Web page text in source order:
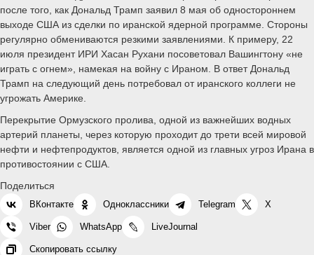
после того, как Дональд Трамп заявил 8 мая об одностороннем
выходе США из сделки по иранской ядерной программе. Стороны
регулярно обмениваются резкими заявлениями. К примеру, 22
июля президент ИРИ Хасан Рухани посоветовал Вашингтону «не
играть с огнем», намекая на войну с Ираном. В ответ Дональд
Трамп на следующий день потребовал от иранского коллеги не
угрожать Америке.
Перекрытие Ормузского пролива, одной из важнейших водных
артерий планеты, через которую проходит до трети всей мировой
нефти и нефтепродуктов, является одной из главных угроз Ирана в
противостоянии с США.
Поделиться
ВКонтакте Одноклассники Telegram X
Viber WhatsApp LiveJournal
Скопировать ссылку